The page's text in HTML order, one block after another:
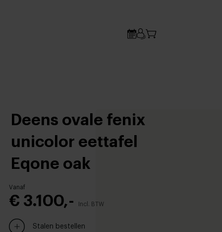
Deens ovale fenix
unicolor eettafel
Eqone oak
Vanaf
€ 3.100,- Incl. BTW
Stalen bestellen